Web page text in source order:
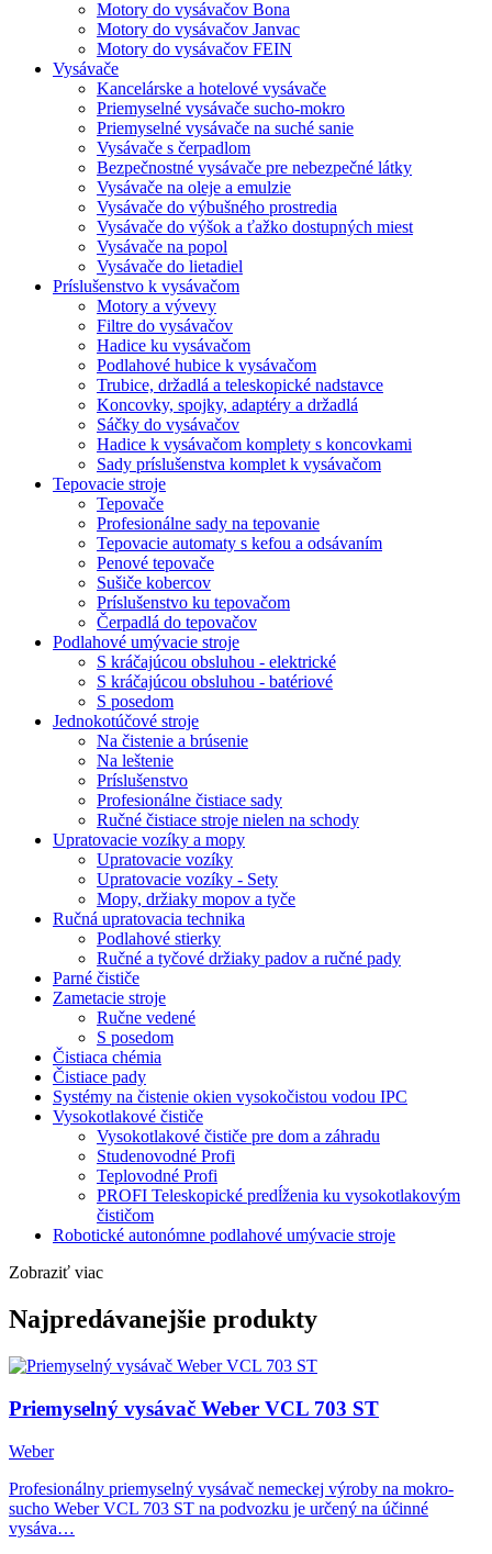
Motory do vysávačov Bona
Motory do vysávačov Janvac
Motory do vysávačov FEIN
Vysávače
Kancelárske a hotelové vysávače
Priemyselné vysávače sucho-mokro
Priemyselné vysávače na suché sanie
Vysávače s čerpadlom
Bezpečnostné vysávače pre nebezpečné látky
Vysávače na oleje a emulzie
Vysávače do výbušného prostredia
Vysávače do výšok a ťažko dostupných miest
Vysávače na popol
Vysávače do lietadiel
Príslušenstvo k vysávačom
Motory a vývevy
Filtre do vysávačov
Hadice ku vysávačom
Podlahové hubice k vysávačom
Trubice, držadlá a teleskopické nadstavce
Koncovky, spojky, adaptéry a držadlá
Sáčky do vysávačov
Hadice k vysávačom komplety s koncovkami
Sady príslušenstva komplet k vysávačom
Tepovacie stroje
Tepovače
Profesionálne sady na tepovanie
Tepovacie automaty s kefou a odsávaním
Penové tepovače
Sušiče kobercov
Príslušenstvo ku tepovačom
Čerpadlá do tepovačov
Podlahové umývacie stroje
S kráčajúcou obsluhou - elektrické
S kráčajúcou obsluhou - batériové
S posedom
Jednokotúčové stroje
Na čistenie a brúsenie
Na leštenie
Príslušenstvo
Profesionálne čistiace sady
Ručné čistiace stroje nielen na schody
Upratovacie vozíky a mopy
Upratovacie vozíky
Upratovacie vozíky - Sety
Mopy, držiaky mopov a tyče
Ručná upratovacia technika
Podlahové stierky
Ručné a tyčové držiaky padov a ručné pady
Parné čističe
Zametacie stroje
Ručne vedené
S posedom
Čistiaca chémia
Čistiace pady
Systémy na čistenie okien vysokočistou vodou IPC
Vysokotlakové čističe
Vysokotlakové čističe pre dom a záhradu
Studenovodné Profi
Teplovodné Profi
PROFI Teleskopické predĺženia ku vysokotlakovým
čističom
Robotické autonómne podlahové umývacie stroje
Zobraziť viac
Najpredávanejšie produkty
Priemyselný vysávač Weber VCL 703 ST
Weber
Profesionálny priemyselný vysávač nemeckej výroby na mokro-
sucho Weber VCL 703 ST na podvozku je určený na účinné
vysáva…